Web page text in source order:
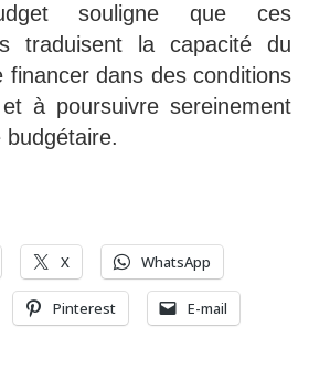
souligne que ces
traduisent la capacité du
financer dans des conditions
à poursuivre sereinement
X WhatsApp
Pinterest E-mail